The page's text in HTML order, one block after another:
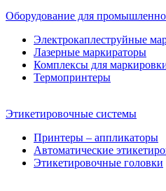
Оборудование для
Электрокаплеструйные
Лазерные маркираторы
Комплексы для
Термопринтеры
Этикетировочные системы
Принтеры – аппликаторы
Автоматические
Этикетировочные головки